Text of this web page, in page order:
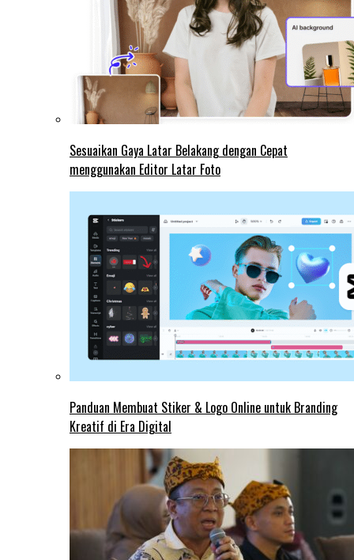
Sesuaikan Gaya Latar Belakang dengan Cepat
menggunakan Editor Latar Foto
Panduan Membuat Stiker & Logo Online untuk Branding
Kreatif di Era Digital